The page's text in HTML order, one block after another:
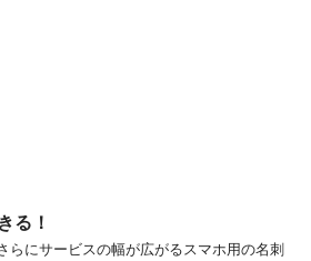
る！
らにサービスの幅が広がるスマホ用の名刺